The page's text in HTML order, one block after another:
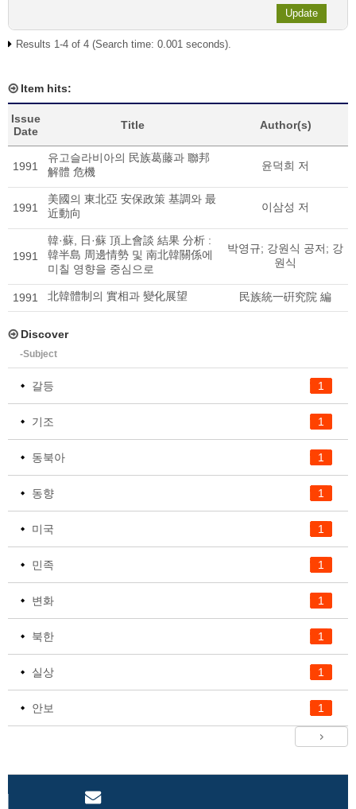
Results 1-4 of 4 (Search time: 0.001 seconds).
Item hits:
Issue
Date
Title Author(s)
1991
유고슬라비아의 民族葛藤과 聯邦
解體 危機
윤덕희 저
1991
美國의 東北亞 安保政策 基調와 最
近動向
이삼성 저
1991
韓·蘇, 日·蘇 頂上會談 結果 分析 :
韓半島 周邊情勢 및 南北韓關係에
미칠 영향을 중심으로
박영규; 강원식 공저; 강
원식
1991 北韓體制의 實相과 變化展望 民族統一硏究院 編
Discover
-Subject
1
갈등
1
기조
1
동북아
1
동향
1
미국
1
민족
1
변화
1
북한
1
실상
1
안보